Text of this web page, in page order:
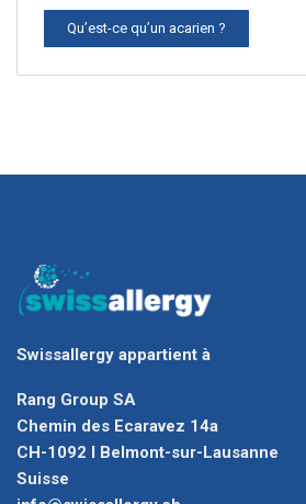
Qu’est-ce qu’un acarien ?
Swissallergy appartient à
Rang Group SA
Chemin des Ecaravez 14a
CH-1092 I Belmont-sur-Lausanne
Suisse